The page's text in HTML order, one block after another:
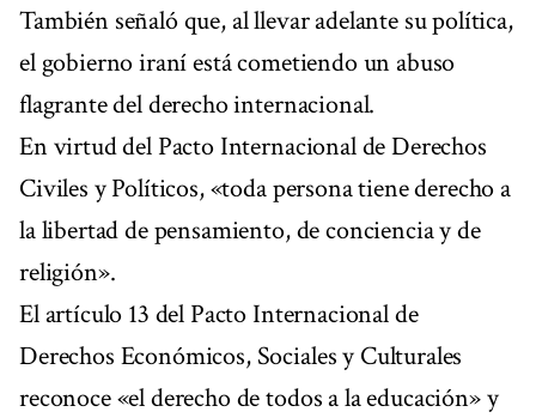
También señaló que, al llevar adelante su política,
el gobierno iraní está cometiendo un abuso
flagrante del derecho internacional.
En virtud del Pacto Internacional de Derechos
Civiles y Políticos, «toda persona tiene derecho a
la libertad de pensamiento, de conciencia y de
religión».
El artículo 13 del Pacto Internacional de
Derechos Económicos, Sociales y Culturales
reconoce «el derecho de todos a la educación» y